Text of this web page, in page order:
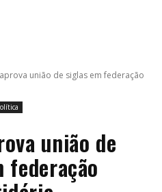
união de siglas em federação
união de
federação